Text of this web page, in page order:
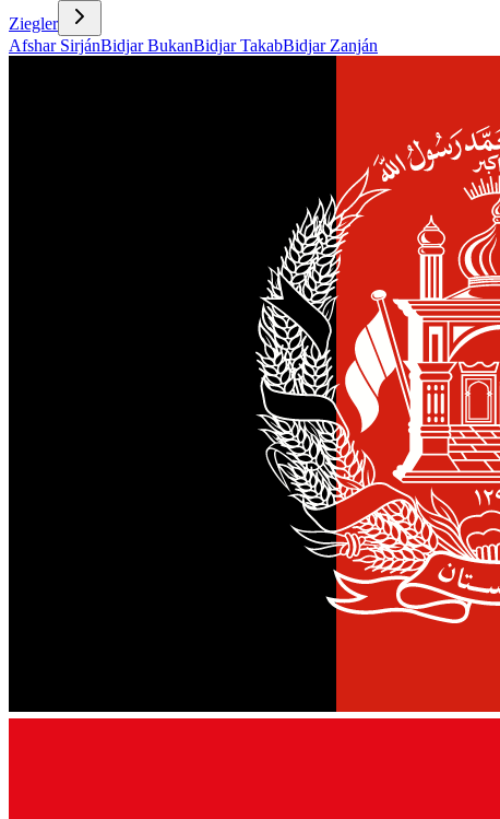
Ziegler
Afshar SirjánBidjar BukanBidjar TakabBidjar Zanján